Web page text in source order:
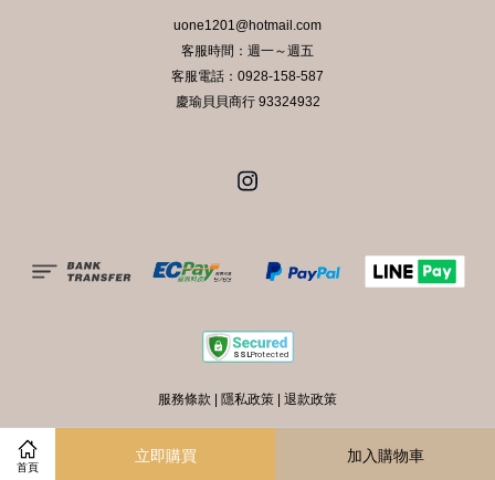
首頁
立即購買 加入購物車
uone1201@hotmail.com
客服時間：週一～週五
客服電話：0928-158-587
慶瑜貝貝商行 93324932
服務條款 隱私政策 退款政策